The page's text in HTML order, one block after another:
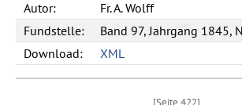
Autor:
Fr. A. Wolff
Fundstelle:
Band 97, Jahrgang 1845,
Download:
XML